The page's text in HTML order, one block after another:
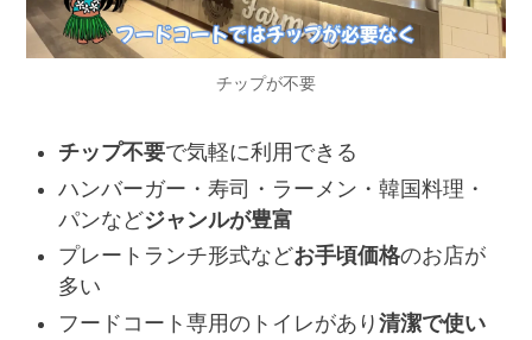
チップが不要
チップ不要で気軽に利用できる
ハンバーガー・寿司・ラーメン・韓国料理・
パンなどジャンルが豊富
プレートランチ形式などお手頃価格のお店が
多い
フードコート専用のトイレがあり清潔で使い